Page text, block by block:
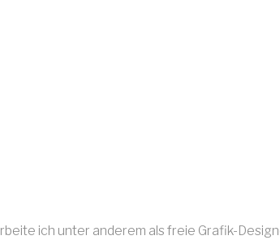
ich unter anderem als freie Grafik-